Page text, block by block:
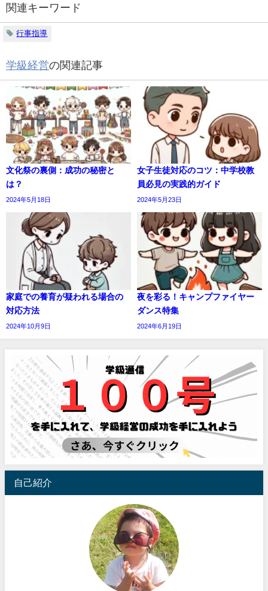
関連キーワード
行事指導
学級経営の関連記事
文化祭の裏側：成功の秘密と
は？
2024年5月18日
女子生徒対応のコツ：中学校教
員必見の実践的ガイド
2024年5月23日
家庭での養育が疑われる場合の
対応方法
2024年10月9日
夜を彩る！キャンプファイヤー
ダンス特集
2024年6月19日
自己紹介